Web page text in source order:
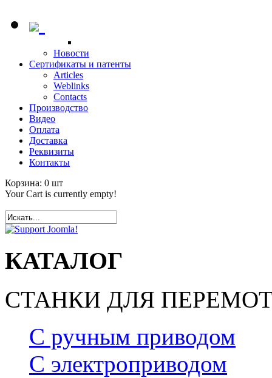
Новости
Сертификаты и патенты
Articles
Weblinks
Contacts
Производство
Видео
Оплата
Доставка
Реквизиты
Контакты
Корзина: 0 шт
Your Cart is currently empty!
КАТАЛОГ
СТАНКИ ДЛЯ
С ручным приводом
С электроприводом